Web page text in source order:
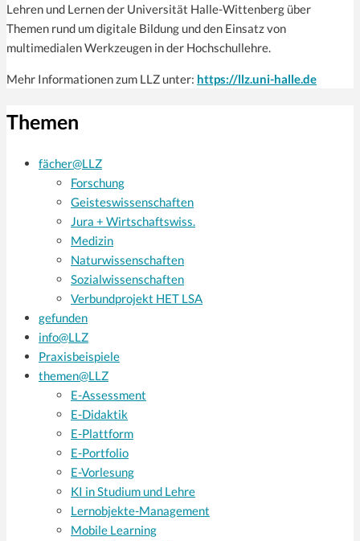
Lehren und Lernen der Universität Halle-Wittenberg über
Themen rund um digitale Bildung und den Einsatz von
multimedialen Werkzeugen in der Hochschullehre.
Mehr Informationen zum LLZ unter: https://llz.uni-halle.de
Themen
fächer@LLZ
Forschung
Geisteswissenschaften
Jura + Wirtschaftswiss.
Medizin
Naturwissenschaften
Sozialwissenschaften
Verbundprojekt HET LSA
gefunden
info@LLZ
Praxisbeispiele
themen@LLZ
E-Assessment
E-Didaktik
E-Plattform
E-Portfolio
E-Vorlesung
KI in Studium und Lehre
Lernobjekte-Management
Mobile Learning